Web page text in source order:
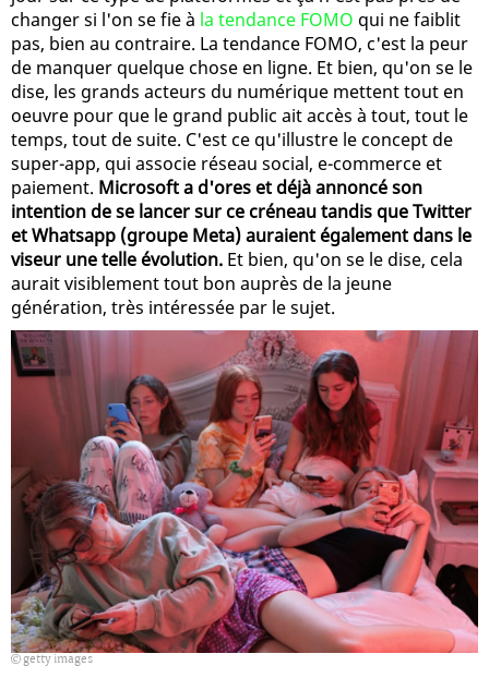
changer si l'on se fie à la tendance FOMO qui ne faiblit
pas, bien au contraire. La tendance FOMO, c'est la peur
de manquer quelque chose en ligne. Et bien, qu'on se le
dise, les grands acteurs du numérique mettent tout en
oeuvre pour que le grand public ait accès à tout, tout le
temps, tout de suite. C'est ce qu'illustre le concept de
super-app, qui associe réseau social, e-commerce et
paiement. Microsoft a d'ores et déjà annoncé son
intention de se lancer sur ce créneau tandis que Twitter
et Whatsapp (groupe Meta) auraient également dans le
viseur une telle évolution. Et bien, qu'on se le dise, cela
aurait visiblement tout bon auprès de la jeune
génération, très intéressée par le sujet.
getty images